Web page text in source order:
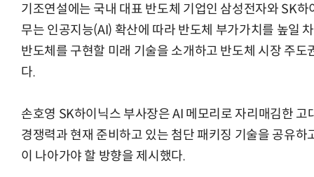
기조연설에는 국내 대표 반도체 기업인 삼성전자와 SK
무는 인공지능(AI) 확산에 따라 반도체 부가가치를 높일
반도체를 구현할 미래 기술을 소개하고 반도체 시장 주
다.
손호영 SK하이닉스 부사장은 AI 메모리로 자리매김한
경쟁력과 현재 준비하고 있는 첨단 패키징 기술을 공유
이 나아가야 할 방향을 제시했다.